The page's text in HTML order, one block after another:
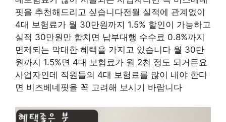
핏을 추천해드리고 싶습니다전월 실적에 관계없이
4대 보험료가 월 30만원까지 1.5% 할인이 가능하고
실적 30만원만 합치면 납부대행 수수료 0.8%까지
면제되는 막대한 혜택을 가지고 있습니다 월 30만
원까지 1.5%면 4대 보험료가 월 2천 정도 되거든요
사업자인데 직원들의 4대 보험료를 많이 내야 한다
면 비즈베네핏을 꼭 고려해 보시기 바랍니다